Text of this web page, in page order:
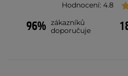
Hodnocení: 4.8
96% zákazníků
doporučuje